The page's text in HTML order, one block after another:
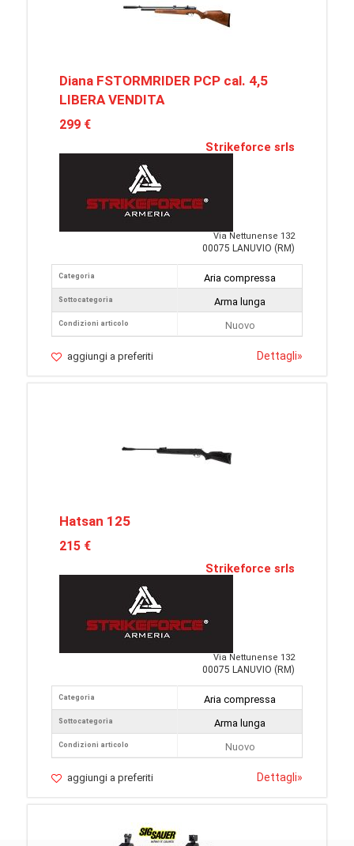
Diana FSTORMRIDER PCP cal. 4,5
LIBERA VENDITA
299 €
Strikeforce srls
Via Nettunense 132
00075 LANUVIO (RM)
Categoria
Sottocategoria
Condizioni articolo
Aria compressa
Arma lunga
Nuovo
aggiungi a preferiti Dettagli»
Hatsan 125
215 €
Strikeforce srls
Via Nettunense 132
00075 LANUVIO (RM)
Categoria
Sottocategoria
Condizioni articolo
Aria compressa
Arma lunga
Nuovo
aggiungi a preferiti Dettagli»